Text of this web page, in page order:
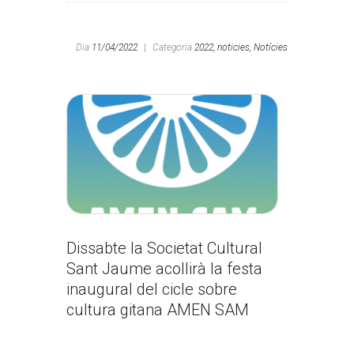
Dia 11/04/2022 Categoria 2022, noticies, Notícies
Dissabte la Societat Cultural
Sant Jaume acollirà la festa
inaugural del cicle sobre
cultura gitana AMEN SAM